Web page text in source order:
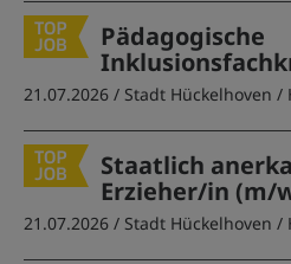
Pädagogische
21.07.2026 / Stadt Hückelhoven /
Staatlich
Erzieher/in (m/
21.07.2026 / Stadt Hückelhoven /